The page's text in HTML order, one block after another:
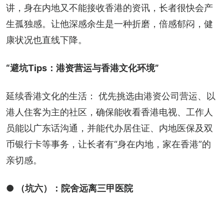
讲，身在内地又不能接收香港的资讯，长者很快会产
生孤独感。让他深感余生是一种折磨，倍感郁闷，健
康状况也直线下降。
“避坑Tips：港资营运与香港文化环境”
延续香港文化的生活： 优先挑选由港资公司营运、以
港人住客为主的社区，确保能收看香港电视、工作人
员能以广东话沟通，并能代办居住证、内地医保及双
币银行卡等事务，让长者有“身在内地，家在香港”的
亲切感。
● （坑六）：院舍远离三甲医院